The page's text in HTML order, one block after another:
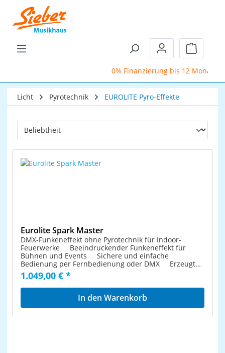
Zum Hauptinhalt springen
0% Finanzierung bis 12 Monate
Licht Pyrotechnik EUROLITE Pyro-Effekte
Eurolite Spark Master
DMX-Funkeneffekt ohne Pyrotechnik für Indoor-
Feuerwerke Beeindruckender Funkeneffekt für
Bühnen und Events Sichere und einfache
Bedienung per Fernbedienung oder DMX Erzeugt
bis zu 5 Meter hohe Sprühfontänen mit einem
Spezialgranulat Nutzt umweltfreundliches und
kostengünstiges Granulat Keine Pyrotechnik, daher
keine Genehmigung zum Betrieb erforderlich
Granulat zum Nachfüllen als Zubehör erhältlich
1.049,00 € *
In den Warenkorb